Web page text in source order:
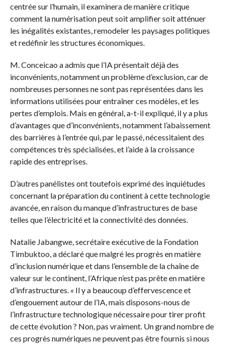
centrée sur l’humain, il examinera de manière critique
comment la numérisation peut soit amplifier soit atténuer
les inégalités existantes, remodeler les paysages politiques
et redéfinir les structures économiques.
M. Conceicao a admis que l’IA présentait déjà des
inconvénients, notamment un problème d’exclusion, car de
nombreuses personnes ne sont pas représentées dans les
informations utilisées pour entraîner ces modèles, et les
pertes d’emplois. Mais en général, a-t-il expliqué, il y a plus
d’avantages que d’inconvénients, notamment l’abaissement
des barrières à l’entrée qui, par le passé, nécessitaient des
compétences très spécialisées, et l’aide à la croissance
rapide des entreprises.
D’autres panélistes ont toutefois exprimé des inquiétudes
concernant la préparation du continent à cette technologie
avancée, en raison du manque d’infrastructures de base
telles que l’électricité et la connectivité des données.
Natalie Jabangwe, secrétaire exécutive de la Fondation
Timbuktoo, a déclaré que malgré les progrès en matière
d’inclusion numérique et dans l’ensemble de la chaîne de
valeur sur le continent, l’Afrique n’est pas prête en matière
d’infrastructures. « Il y a beaucoup d’effervescence et
d’engouement autour de l’IA, mais disposons-nous de
l’infrastructure technologique nécessaire pour tirer profit
de cette évolution ? Non, pas vraiment. Un grand nombre de
ces progrès numériques ne peuvent pas être fournis si nous